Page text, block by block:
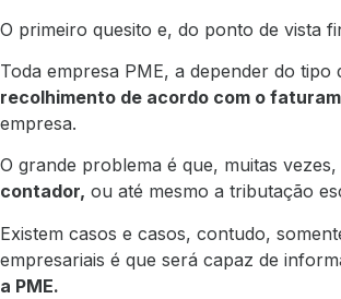
O primeiro quesito e, do ponto de vista
Toda empresa PME, a depender do
recolhimento de acordo com o
empresa.
O grande problema é que, muitas
contador, ou até mesmo a tributação
Existem casos e casos, contudo,
empresariais é que será capaz de
a PME.